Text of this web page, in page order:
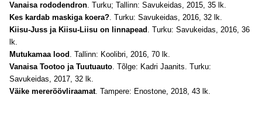
Vanaisa rododendron. Turku; Tallinn: Savukeidas, 2015, 35 lk.
Kes kardab maskiga koera?. Turku: Savukeidas, 2016, 32 lk.
Kiisu-Juss ja Kiisu-Liisu on linnapead . Turku: Savukeidas, 2016, 36
lk.
Mutukamaa lood . Tallinn: Koolibri, 2016, 70 lk.
Vanaisa Tootoo ja Tuutuauto. Tõlge: Kadri Jaanits. Turku:
Savukeidas, 2017, 32 lk.
Väike mereröövliraamat. Tampere: Enostone, 2018, 43 lk.